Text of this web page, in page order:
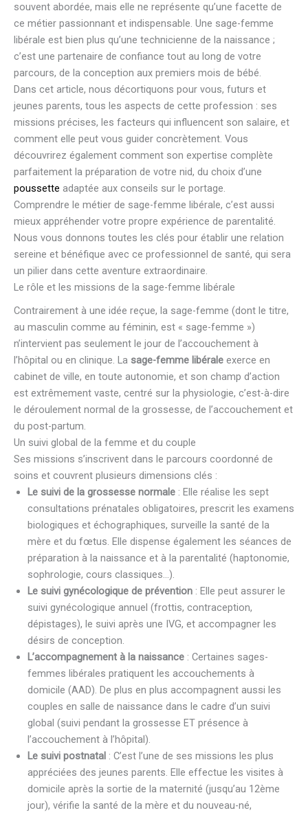
souvent abordée, mais elle ne représente qu’une facette de
ce métier passionnant et indispensable. Une sage-femme
libérale est bien plus qu’une technicienne de la naissance ;
c’est une partenaire de confiance tout au long de votre
parcours, de la conception aux premiers mois de bébé.
Dans cet article, nous décortiquons pour vous, futurs et
jeunes parents, tous les aspects de cette profession : ses
missions précises, les facteurs qui influencent son salaire, et
comment elle peut vous guider concrètement. Vous
découvrirez également comment son expertise complète
parfaitement la préparation de votre nid, du choix d’une
poussette adaptée aux conseils sur le portage.
Comprendre le métier de sage-femme libérale, c’est aussi
mieux appréhender votre propre expérience de parentalité.
Nous vous donnons toutes les clés pour établir une relation
sereine et bénéfique avec ce professionnel de santé, qui sera
un pilier dans cette aventure extraordinaire.
Le rôle et les missions de la sage-femme libérale
Contrairement à une idée reçue, la sage-femme (dont le titre,
au masculin comme au féminin, est « sage-femme »)
n’intervient pas seulement le jour de l’accouchement à
l’hôpital ou en clinique. La sage-femme libérale exerce en
cabinet de ville, en toute autonomie, et son champ d’action
est extrêmement vaste, centré sur la physiologie, c’est-à-dire
le déroulement normal de la grossesse, de l’accouchement et
du post-partum.
Un suivi global de la femme et du couple
Ses missions s’inscrivent dans le parcours coordonné de
soins et couvrent plusieurs dimensions clés :
Le suivi de la grossesse normale : Elle réalise les sept
consultations prénatales obligatoires, prescrit les examens
biologiques et échographiques, surveille la santé de la
mère et du fœtus. Elle dispense également les séances de
préparation à la naissance et à la parentalité (haptonomie,
sophrologie, cours classiques…).
Le suivi gynécologique de prévention : Elle peut assurer le
suivi gynécologique annuel (frottis, contraception,
dépistages), le suivi après une IVG, et accompagner les
désirs de conception.
L’accompagnement à la naissance : Certaines sages-
femmes libérales pratiquent les accouchements à
domicile (AAD). De plus en plus accompagnent aussi les
couples en salle de naissance dans le cadre d’un suivi
global (suivi pendant la grossesse ET présence à
l’accouchement à l’hôpital).
Le suivi postnatal : C’est l’une de ses missions les plus
appréciées des jeunes parents. Elle effectue les visites à
domicile après la sortie de la maternité (jusqu’au 12ème
jour), vérifie la santé de la mère et du nouveau-né,